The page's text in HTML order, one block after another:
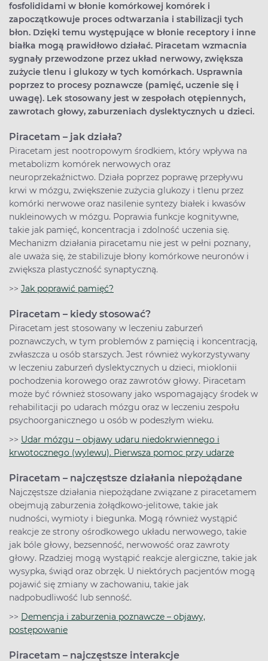
fosfolididami w błonie komórkowej komórek i
zapoczątkowuje proces odtwarzania i stabilizacji tych
błon. Dzięki temu występujące w błonie receptory i inne
białka mogą prawidłowo działać. Piracetam wzmacnia
sygnały przewodzone przez układ nerwowy, zwiększa
zużycie tlenu i glukozy w tych komórkach. Usprawnia
poprzez to procesy poznawcze (pamięć, uczenie się i
uwagę). Lek stosowany jest w zespołach otępiennych,
zawrotach głowy, zaburzeniach dyslektycznych u dzieci.
Piracetam – jak działa?
Piracetam jest nootropowym środkiem, który wpływa na
metabolizm komórek nerwowych oraz
neuroprzekaźnictwo. Działa poprzez poprawę przepływu
krwi w mózgu, zwiększenie zużycia glukozy i tlenu przez
komórki nerwowe oraz nasilenie syntezy białek i kwasów
nukleinowych w mózgu. Poprawia funkcje kognitywne,
takie jak pamięć, koncentracja i zdolność uczenia się.
Mechanizm działania piracetamu nie jest w pełni poznany,
ale uważa się, że stabilizuje błony komórkowe neuronów i
zwiększa plastyczność synaptyczną.
>> Jak poprawić pamięć?
Piracetam – kiedy stosować?
Piracetam jest stosowany w leczeniu zaburzeń
poznawczych, w tym problemów z pamięcią i koncentracją,
zwłaszcza u osób starszych. Jest również wykorzystywany
w leczeniu zaburzeń dyslektycznych u dzieci, mioklonii
pochodzenia korowego oraz zawrotów głowy. Piracetam
może być również stosowany jako wspomagający środek w
rehabilitacji po udarach mózgu oraz w leczeniu zespołu
psychoorganicznego u osób w podeszłym wieku.
>> Udar mózgu – objawy udaru niedokrwiennego i
krwotocznego (wylewu). Pierwsza pomoc przy udarze
Piracetam – najczęstsze działania niepożądane
Najczęstsze działania niepożądane związane z piracetamem
obejmują zaburzenia żołądkowo-jelitowe, takie jak
nudności, wymioty i biegunka. Mogą również wystąpić
reakcje ze strony ośrodkowego układu nerwowego, takie
jak bóle głowy, bezsenność, nerwowość oraz zawroty
głowy. Rzadziej mogą wystąpić reakcje alergiczne, takie jak
wysypka, świąd oraz obrzęk. U niektórych pacjentów mogą
pojawić się zmiany w zachowaniu, takie jak
nadpobudliwość lub senność.
>> Demencja i zaburzenia poznawcze – objawy,
postępowanie
Piracetam – najczęstsze interakcje